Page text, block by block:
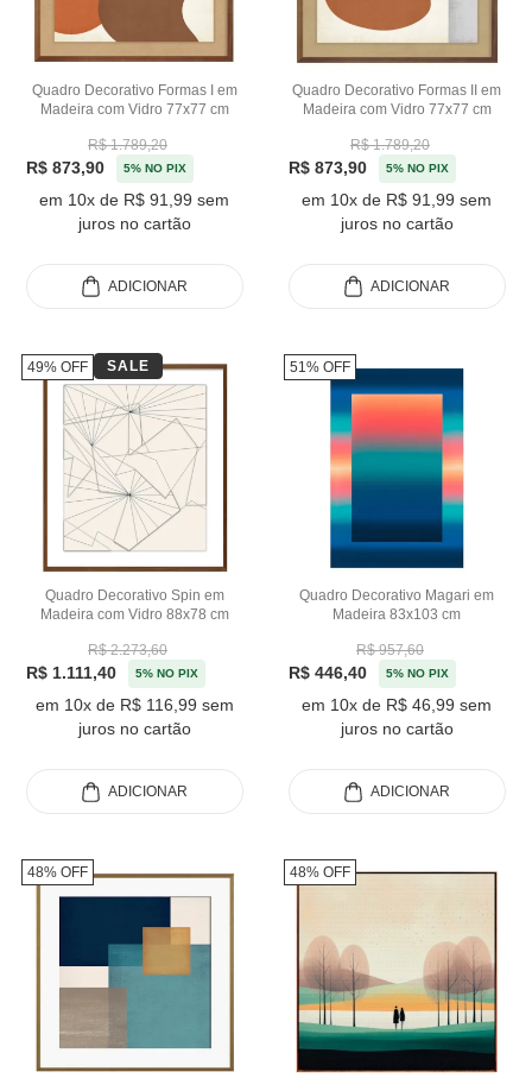
Quadro Decorativo Formas I em
Madeira com Vidro 77x77 cm
R$ 1.789,20
R$ 873,90 5% NO PIX
em 10x de R$ 91,99 sem
juros no cartão
ADICIONAR
Quadro Decorativo Formas II em
Madeira com Vidro 77x77 cm
R$ 1.789,20
R$ 873,90 5% NO PIX
em 10x de R$ 91,99 sem
juros no cartão
ADICIONAR
Quadro Decorativo Spin em
Madeira com Vidro 88x78 cm
R$ 2.273,60
R$ 1.111,40 5% NO PIX
em 10x de R$ 116,99 sem
juros no cartão
49% OFF SALE
ADICIONAR
Quadro Decorativo Magari em
Madeira 83x103 cm
R$ 957,60
R$ 446,40 5% NO PIX
em 10x de R$ 46,99 sem
juros no cartão
51% OFF
ADICIONAR
48% OFF 48% OFF